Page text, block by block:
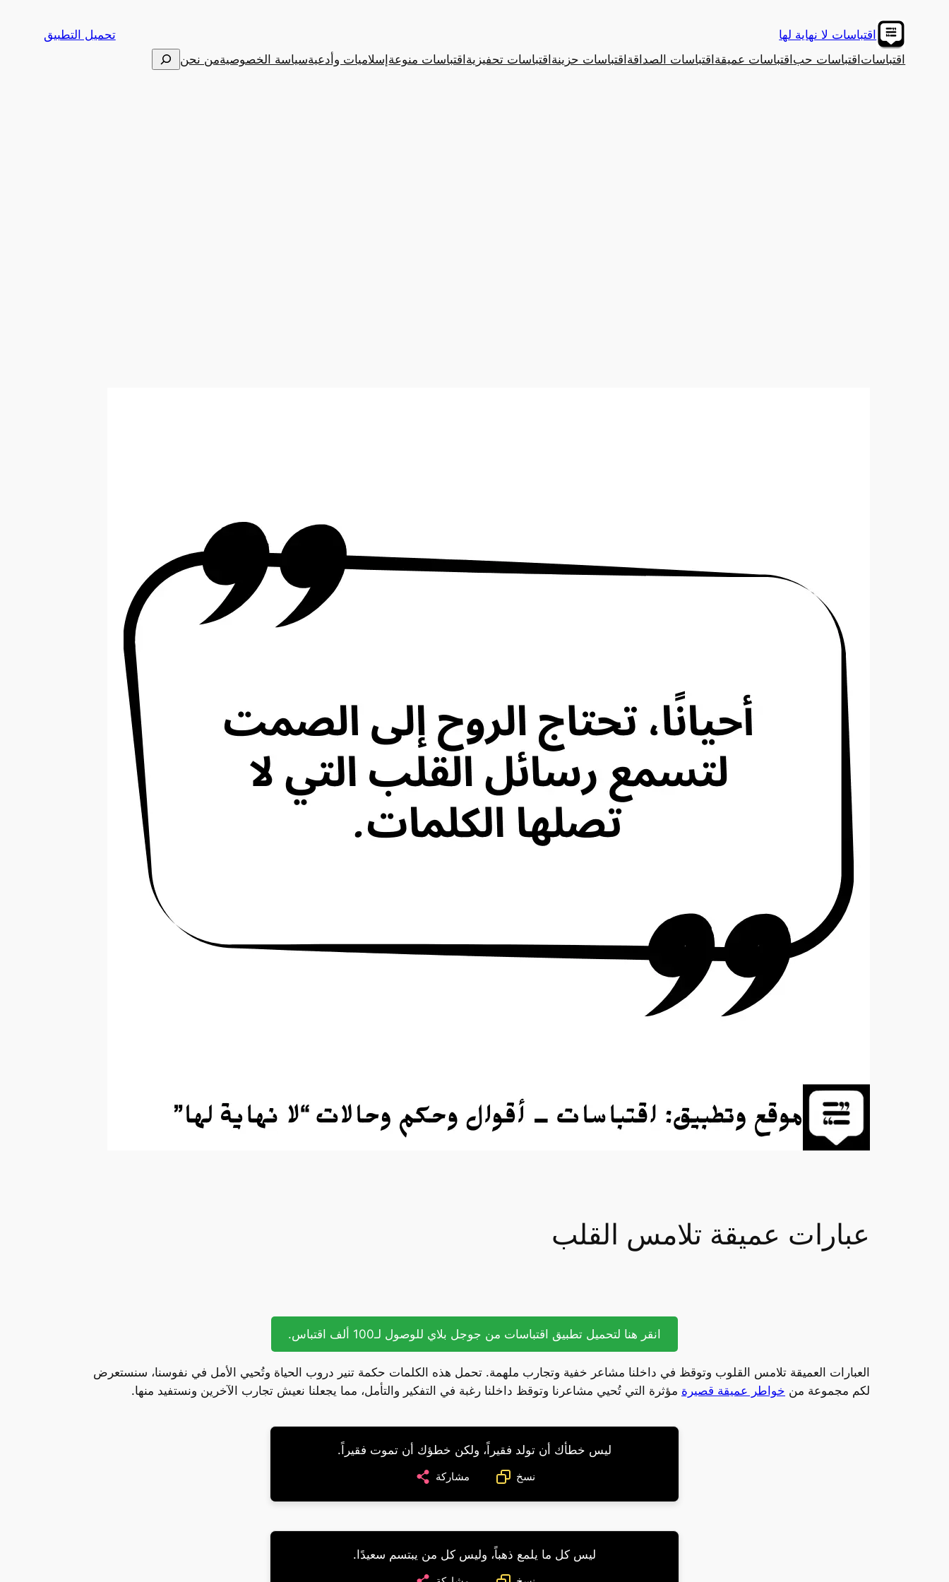
المحتوى
اقتباسات لا نهاية لها
تحميل التطبيق
اقتباسات اقتباسات حب اقتباسات عميقة اقتباسات الصداقة اقتباسات حزينة اقتباسات تحفيزية اقتباسات منوعة إسلاميات وأدعيةسياسة الخصوصيةمن نحن البحث
عبارات عميقة تلامس القلب
انقر هنا لتحميل تطبيق اقتباسات من جوجل بلاي للوصول لـ100 ألف اقتباس.
العبارات العميقة تلامس القلوب وتوقظ في داخلنا مشاعر خفية وتجارب ملهمة. تحمل هذه الكلمات حكمة تنير دروب الحياة وتُحيي الأمل في نفوسنا، سنستعرض
لكم مجموعة من خواطر عميقة قصيرة مؤثرة التي تُحيي مشاعرنا وتوقظ داخلنا رغبة في التفكير والتأمل، مما يجعلنا نعيش تجارب الآخرين ونستفيد منها.
ليس خطأك أن تولد فقيراً، ولكن خطؤك أن تموت فقيراً.
نسخ مشاركة
ليس كل ما يلمع ذهباً، وليس كل من يبتسم سعيدًا.